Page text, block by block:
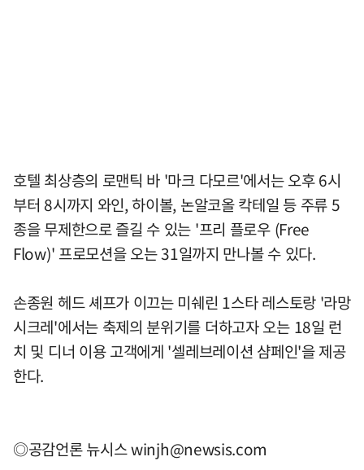
호텔 최상층의 로맨틱 바 '마크 다모르'에서는 오후 6시
부터 8시까지 와인, 하이볼, 논알코올 칵테일 등 주류 5
종을 무제한으로 즐길 수 있는 '프리 플로우 (Free
Flow)' 프로모션을 오는 31일까지 만나볼 수 있다.
손종원 헤드 셰프가 이끄는 미쉐린 1스타 레스토랑 '라망
시크레'에서는 축제의 분위기를 더하고자 오는 18일 런
치 및 디너 이용 고객에게 '셀레브레이션 샴페인'을 제공
한다.
◎공감언론 뉴시스winjh@newsis.com